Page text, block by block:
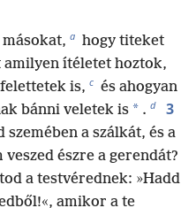
a hogy titeket
amilyen ítéletet hoztok,
is, c és ahogyan
bánni veletek is * . d 3
a szálkát, és a
észre a gerendát?
a testvérednek: »Hadd
amikor a te